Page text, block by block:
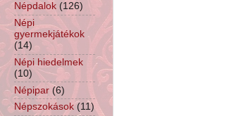
Népdalok (126)
Népi
gyermekjátékok
(14)
Népi hiedelmek
(10)
Népipar (6)
Népszokások (11)